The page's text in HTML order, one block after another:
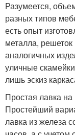
Разумеется,
разных типов
есть опыт
металла,
аналогичных
уличные
лишь эскиз
Простая лавка
Простейший
лавка из железа